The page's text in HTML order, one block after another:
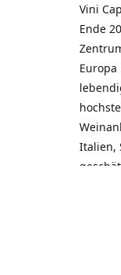
Vini
Ende
Italien,